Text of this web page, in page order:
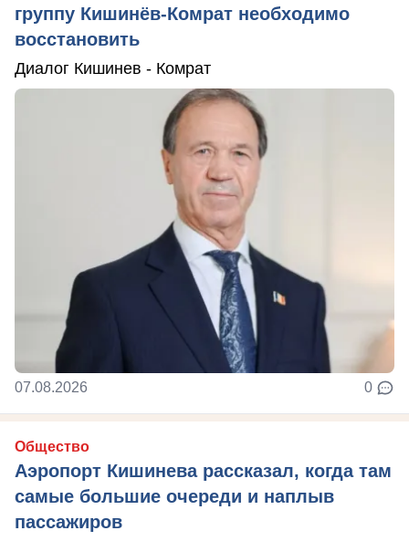
группу Кишинёв-Комрат необходимо
восстановить
Диалог Кишинев - Комрат
07.08.2026 0
Общество
Аэропорт Кишинева рассказал, когда там
самые большие очереди и наплыв
пассажиров